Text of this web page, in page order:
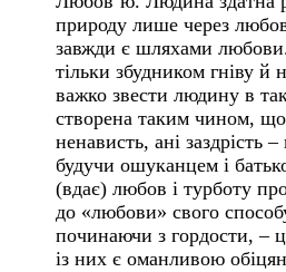
природу лише через
завжди є шляхами
тільки збудником гніву
важко звести людину в
створена таким чином, що
ненависть, ані заздрість
будучи ошуканцем і
(вдає) любов і турботу
до «любови» свого
починаючи з гордости, –
із них є оманливою